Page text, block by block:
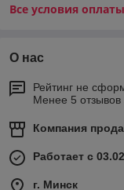
Все условия оплаты
О нас
Рейтинг не
Менее 5 отзывов
Компания
Работает с
г. Минск